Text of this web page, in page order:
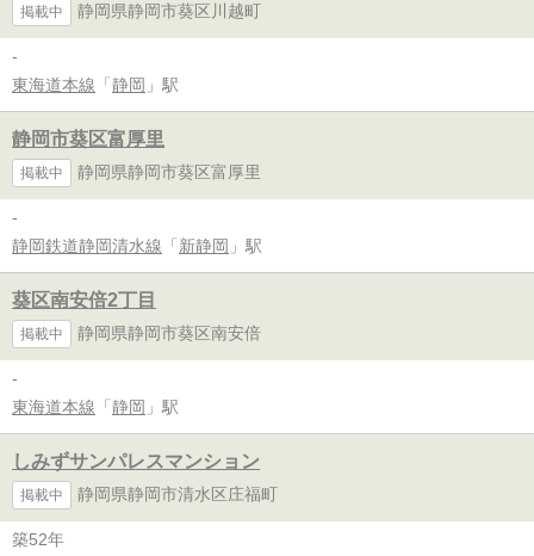
掲載中 静岡県静岡市葵区川越町
-
東海道本線 「 静岡 」駅
静岡市葵区富厚里
掲載中 静岡県静岡市葵区富厚里
-
静岡鉄道静岡清水線 「 新静岡 」駅
葵区南安倍2丁目
掲載中 静岡県静岡市葵区南安倍
-
東海道本線 「 静岡 」駅
しみずサンパレスマンション
掲載中 静岡県静岡市清水区庄福町
築52年